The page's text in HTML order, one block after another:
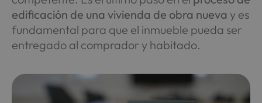
edificación de una vivienda de obra nueva y es
fundamental para que el inmueble pueda ser
entregado al comprador y habitado.